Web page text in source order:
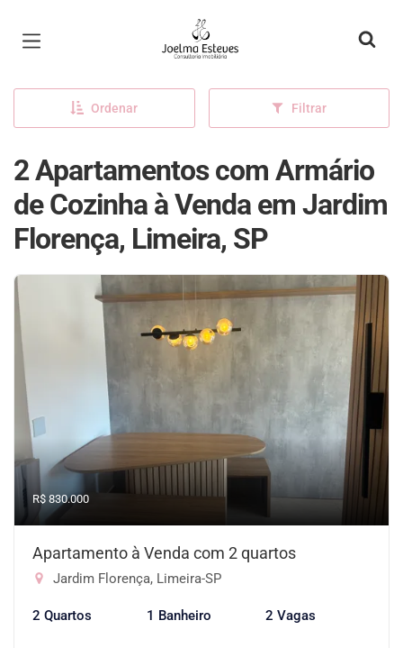
Página inicial
Ordenar Filtrar
2 Apartamentos com Armário
de Cozinha à Venda em Jardim
Florença, Limeira, SP
R$ 830.000
Apartamento à Venda com 2 quartos
Jardim Florença, Limeira-SP
2 Quartos 1 Banheiro 2 Vagas